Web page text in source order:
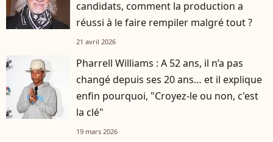
candidats, comment la production a
réussi à le faire rempiler malgré tout ?
21 avril 2026
Pharrell Williams : A 52 ans, il n’a pas
changé depuis ses 20 ans… et il explique
enfin pourquoi, "Croyez-le ou non, c'est
la clé"
19 mars 2026